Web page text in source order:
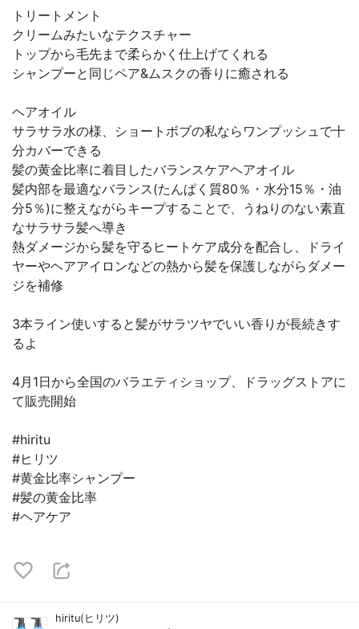
トリートメント
クリームみたいなテクスチャー
トップから毛先まで柔らかく仕上げてくれる
シャンプーと同じペア&ムスクの香りに癒される
ヘアオイル
サラサラ水の様、ショートボブの私ならワンプッシュで十
分カバーできる
髪の黄金比率に着目したバランスケアヘアオイル
髪内部を最適なバランス(たんぱく質80％・水分15％・油
分5％)に整えながらキープすることで、うねりのない素直
なサラサラ髪へ導き
熱ダメージから髪を守るヒートケア成分を配合し、ドライ
ヤーやヘアアイロンなどの熱から髪を保護しながらダメー
ジを補修
3本ライン使いすると髪がサラツヤでいい香りが長続きす
るよ
4月1日から全国のバラエティショップ、ドラッグストアに
て販売開始
#hiritu
#ヒリツ
#黄金比率シャンプー
#髪の黄金比率
#ヘアケア
hiritu(ヒリツ)